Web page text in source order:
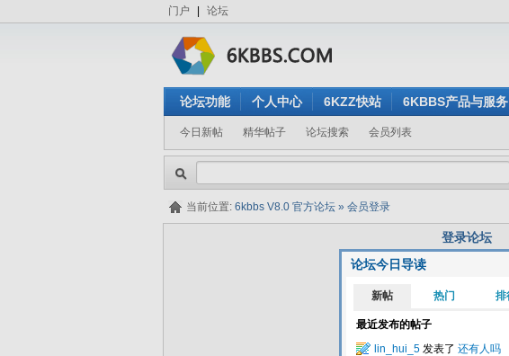
门户 论坛
论坛功能 个人中心 6KZZ快站 6KBBS产品与服务
今日新帖 精华帖子 论坛搜索 会员列表
论坛今日导读
当前位置: 6kbbs V8.0 官方论坛 » 会员登录
登录论坛
用户名:
验证码: